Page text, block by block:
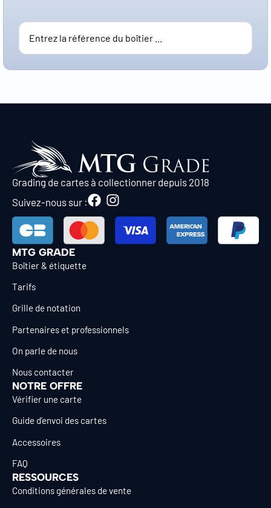
Grading de cartes à collectionner depuis 2018
Suivez-nous sur :
MTG GRADE
Boîtier & étiquette
Tarifs
Grille de notation
Partenaires et professionnels
On parle de nous
Nous contacter
NOTRE OFFRE
Vérifier une carte
Guide d’envoi des cartes
Accessoires
FAQ
RESSOURCES
Conditions générales de vente